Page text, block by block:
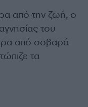
από την ζωή, ο
του
από σοβαρά
τα